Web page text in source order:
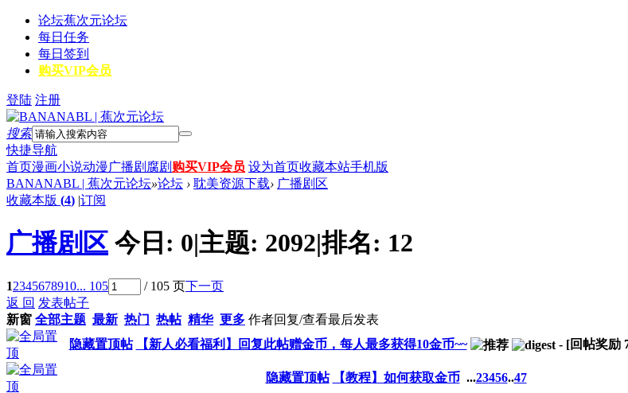
论坛蕉次元论坛
每日任务
每日签到
购买VIP会员
登陆 注册
搜索
快捷导航
首页漫画小说动漫广播剧 腐剧 购买VIP会员 设为首页收藏本站手机版
BANANABL | 蕉次元论坛»论坛 › 耽美资源下载› 广播剧区
收藏本版 (4) |订阅
广播剧区 今日: 0|主题: 2092|排名: 12
12345678910... 105 / 105 页下一页
返 回 发表帖子
新窗 全部主题 最新 热门 热帖 精华 更多 作者回复/查看最后发表
隐藏置顶帖
【新人必看福利】回复此帖赠金币，每人最多获得10金币~~ - [回帖奖励
隐藏置顶帖 【教程】如何获取金币 ...23456..47